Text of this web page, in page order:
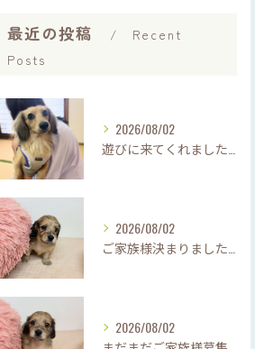
最近の投稿
Recent
Posts
2026/08/02
2026/08/02
2026/08/02